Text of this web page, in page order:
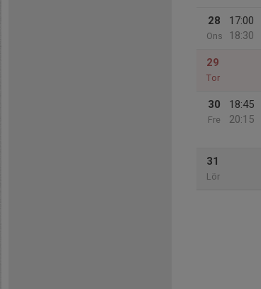
28
Ons
17:00
18:30
29
Tor
30
Fre
18:45
20:15
31
Lör